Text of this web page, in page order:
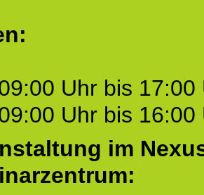
Uhr bis 17:00
Uhr bis 16:00
im